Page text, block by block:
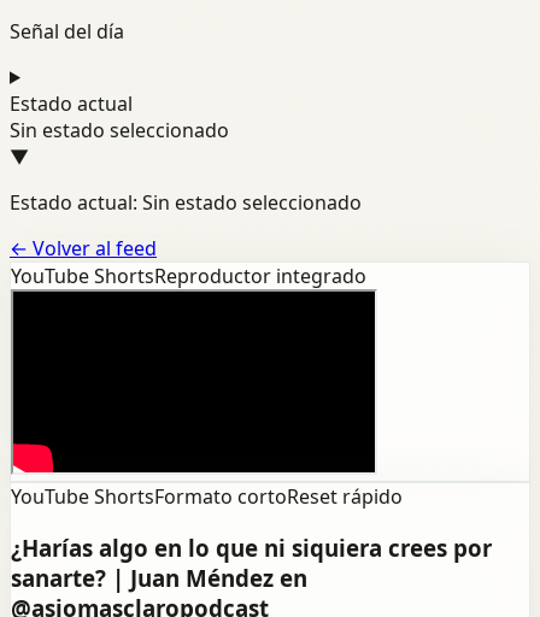
Señal del día
Estado actual
Sin estado seleccionado
▼
Estado actual: Sin estado seleccionado
← Volver al feed
YouTube ShortsReproductor integrado
YouTube ShortsFormato cortoReset rápido
¿Harías algo en lo que ni siquiera crees por
sanarte? | Juan Méndez en
@asiomasclaropodcast